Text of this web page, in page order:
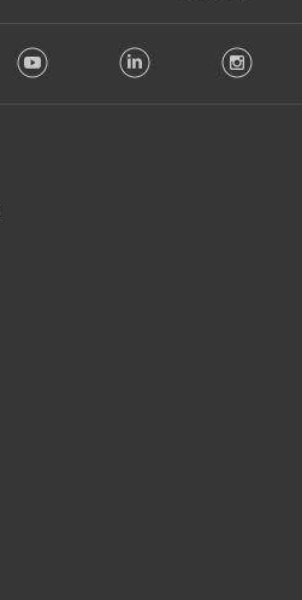
Youtube LinkedIn